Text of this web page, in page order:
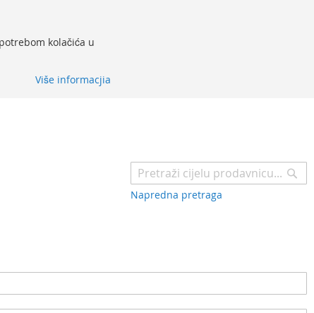
kolačića u
Više informacjia
Napredna pretraga